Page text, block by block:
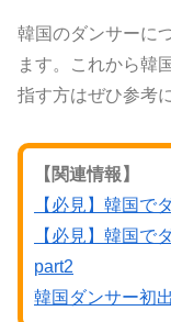
韓国のダンサーに
ます。これから韓
指す方はぜひ参考
【関連情報】
【必見】韓国で
【必見】韓国で
part2
韓国ダンサー初